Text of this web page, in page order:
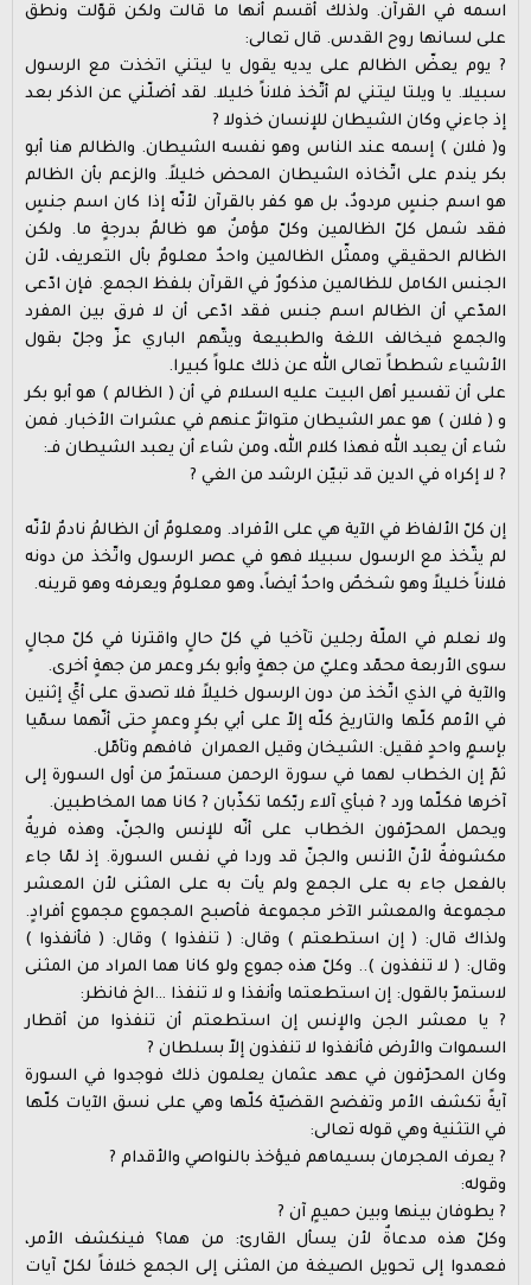
اسمه في القرآن. ولذلك أقسم أنها ما قالت ولكن قوّلت ونطق
على لسانها روح القدس. قال تعالى:
? يوم يعضّ الظالم على يديه يقول يا ليتني اتخذت مع الرسول
سبيلا. يا ويلتا ليتني لم أتّخذ فلاناً خليلا. لقد أضلّني عن الذكر بعد
إذ جاءني وكان الشيطان للإنسان خذولا ?
و( فلان ) إسمه عند الناس وهو نفسه الشيطان. والظالم هنا أبو
بكر يندم على اتّخاذه الشيطان المحض خليلاً. والزعم بأن الظالم
هو اسم جنسٍ مردودٌ، بل هو كفر بالقرآن لأنّه إذا كان اسم جنسٍ
فقد شمل كلّ الظالمين وكلّ مؤمنٌ هو ظالمٌ بدرجةٍ ما. ولكن
الظالم الحقيقي وممثّل الظالمين واحدٌ معلومٌ بأل التعريف، لأن
الجنس الكامل للظالمين مذكورٌ في القرآن بلفظ الجمع. فإن ادّعى
المدّعي أن الظالم اسم جنس فقد ادّعى أن لا فرق بين المفرد
والجمع فيخالف اللغة والطبيعة ويتّهم الباري عزّ وجلّ بقول
الأشياء شططاً تعالى الله عن ذلك علواً كبيرا.
على أن تفسير أهل البيت عليه السلام في أن ( الظالم ) هو أبو بكر
و ( فلان ) هو عمر الشيطان متواترٌ عنهم في عشرات الأخبار. فمن
شاء أن يعبد الله فهذا كلام الله، ومن شاء أن يعبد الشيطان فـ:
? لا إكراه في الدين قد تبيّن الرشد من الغي ?
إن كلّ الألفاظ في الآية هي على الأفراد. ومعلومٌ أن الظالمُ نادمٌ لأنّه
لم يتّخذ مع الرسول سبيلا فهو في عصر الرسول واتّخذ من دونه
فلاناً خليلاً وهو شخصٌ واحدٌ أيضاً، وهو معلومٌ ويعرفه وهو قرينه.
ولا نعلم في الملّة رجلين تآخيا في كلّ حالٍ واقترنا في كلّ مجالٍ
سوى الأربعة محمّد وعليّ من جهةٍ وأبو بكر وعمر من جهةٍ أخرى.
والآية في الذي اتّخذ من دون الرسول خليلاً فلا تصدق على أيِّ إثنين
في الأمم كلّها والتاريخ كلّه إلاّ على أبي بكرٍ وعمرٍ حتى أنّهما سمّيا
بإسمٍ واحدٍ فقيل: الشيخان وقيل العمران ‍ فافهم وتأمّل.
ثمّ إن الخطاب لهما في سورة الرحمن مستمرٌ من أول السورة إلى
آخرها فكلّما ورد ? فبأي آلاء ربّكما تكذّبان ? كانا هما المخاطبين.
ويحمل المحرّفون الخطاب على أنّه للإنس والجنّ، وهذه فريةٌ
مكشوفةٌ لأنّ الأنس والجنّ قد وردا في نفس السورة. إذ لمّا جاء
بالفعل جاء به على الجمع ولم يأت به على المثنى لأن المعشر
مجموعة والمعشر الآخر مجموعة فأصبح المجموع مجموع أفرادٍ.
ولذاك قال: ( إن استطعتم ) وقال: ( تنفذوا ) وقال: ( فأنفذوا )
وقال: ( لا تنفذون ).. وكلّ هذه جموع ولو كانا هما المراد من المثنى
لاستمرّ بالقول: إن استطعتما وأنفذا و لا تنفذا …الخ فانظر:
? يا معشر الجن والإنس إن استطعتم أن تنفذوا من أقطار
السموات والأرض فأنفذوا لا تنفذون إلاّ بسلطان ?
وكان المحرّفون في عهد عثمان يعلمون ذلك فوجدوا في السورة
آيةً تكشف الأمر وتفضح القضيّة كلّها وهي على نسق الآيات كلّها
في التثنية وهي قوله تعالى:
? يعرف المجرمان بسيماهم فيؤخذ بالنواصي والأقدام ?
وقوله:
? يطوفان بينها وبين حميمٍ آن ?
وكلّ هذه مدعاةٌ لأن يسأل القارئ: من هما؟ فينكشف الأمر،
فعمدوا إلى تحويل الصيغة من المثنى إلى الجمع خلافاً لكلّ آيات